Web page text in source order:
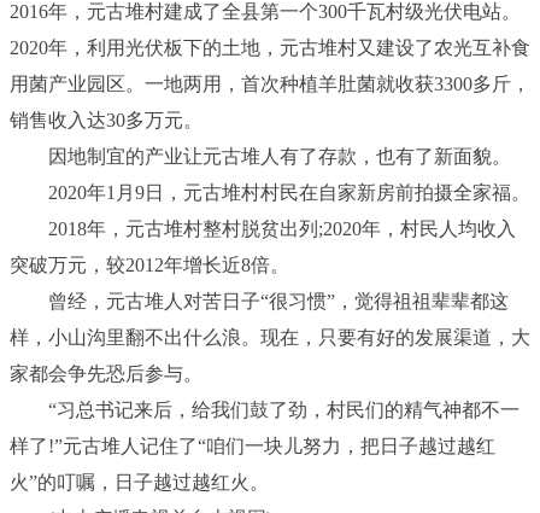
2016年，元古堆村建成了全县第一个300千瓦村级光伏电站。
2020年，利用光伏板下的土地，元古堆村又建设了农光互补食
用菌产业园区。一地两用，首次种植羊肚菌就收获3300多斤，
销售收入达30多万元。
因地制宜的产业让元古堆人有了存款，也有了新面貌。
2020年1月9日，元古堆村村民在自家新房前拍摄全家福。
2018年，元古堆村整村脱贫出列;2020年，村民人均收入
突破万元，较2012年增长近8倍。
曾经，元古堆人对苦日子“很习惯”，觉得祖祖辈辈都这
样，小山沟里翻不出什么浪。现在，只要有好的发展渠道，大
家都会争先恐后参与。
“习总书记来后，给我们鼓了劲，村民们的精气神都不一
样了!”元古堆人记住了“咱们一块儿努力，把日子越过越红
火”的叮嘱，日子越过越红火。